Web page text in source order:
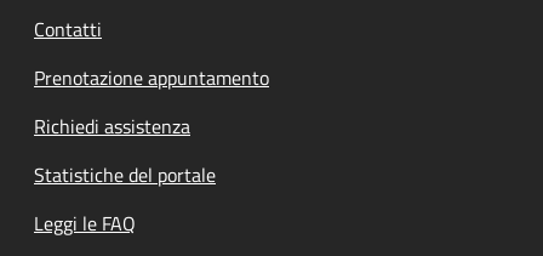
Contatti
Prenotazione appuntamento
Richiedi assistenza
Statistiche del portale
Leggi le FAQ